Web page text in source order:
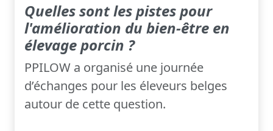
Quelles sont les pistes pour
l'amélioration du bien-être en
élevage porcin ?
PPILOW a organisé une journée
d’échanges pour les éleveurs belges
autour de cette question.